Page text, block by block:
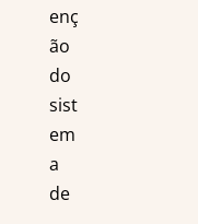
enç
ão
do
sist
em
a
de